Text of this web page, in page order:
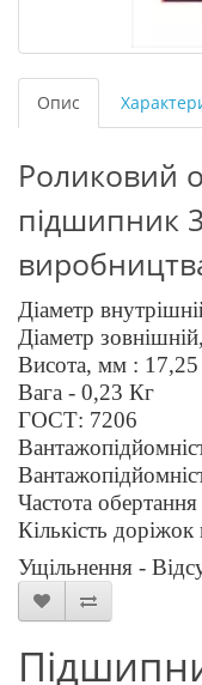
Опис
Роликовий
підшипник 3
Діаметр
Діаметр
Висота, мм : 1 7,25
Вага - 0,23 Кг
ГОСТ: 7206
Частота
Кількість доріжок
Ущільнення -